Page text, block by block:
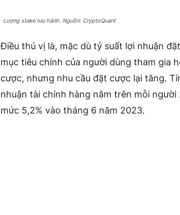
Lượng stake lưu hành. Nguồn: CryptoQuant
Điều thú vị là, mặc dù tỷ suất lợi nhuận
mục tiêu chính của người dùng tham gia
cược, nhưng nhu cầu đặt cược lại tăng.
nhuận tài chính hàng năm trên mỗi
mức 5,2% vào tháng 6 năm 2023.